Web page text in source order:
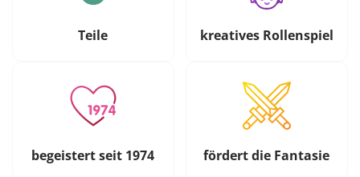
Teile kreatives Rollenspiel
begeistert seit 1974 fördert die Fantasie